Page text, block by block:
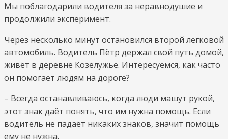
Мы поблагодарили водителя за неравнодушие и
продолжили эксперимент.
Через несколько минут остановился второй легковой
автомобиль. Водитель Пётр держал свой путь домой,
живёт в деревне Козелужье. Интересуемся, как часто
он помогает людям на дороге?
– Всегда останавливаюсь, когда люди машут рукой,
этот знак даёт понять, что им нужна помощь. Если
водитель не падаёт никаких знаков, значит помощь
ему не нужна.